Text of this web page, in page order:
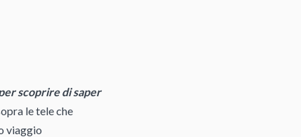
scoprire di saper
le tele che
viaggio